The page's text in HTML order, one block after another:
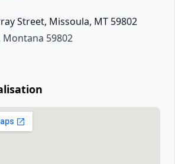
Street, Missoula, MT 59802
Montana 59802